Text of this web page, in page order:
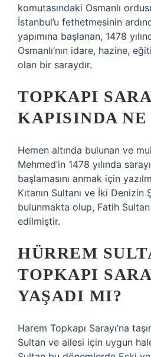
komutasındaki Osmanlı
İstanbul’u fethetmesinin
yapımına başlanan, 1478
Osmanlı’nın idare, hazine,
olan bir saraydır.
TOPKAPI
KAPISINDA
Hemen altında bulunan ve
Mehmed’in 1478 yılında
başlamasını anmak için
Kıtanın Sultanı ve İki Denizin
bulunmakta olup, Fatih
edilmiştir.
HÜRREM
TOPKAPI
YAŞADI MI?
Harem Topkapı Sarayı’na
Sultan ve ailesi için uygun